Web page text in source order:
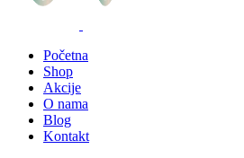
Početna
Shop
Akcije
O nama
Blog
Kontakt